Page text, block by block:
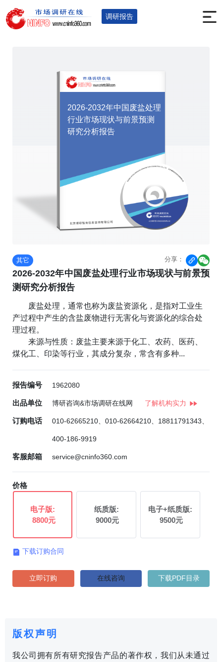
调研报告
您的位置：首页>调研报告 >石油化工
2026-2032年中国废盐处理
行业市场现状与前景预测
研究分析报告
其它 分享：  
2026-2032年中国废盐处理行业市场现状与前景预
测研究分析报告
废盐处理，通常也称为废盐资源化，是指对工业生
产过程中产生的含盐废物进行无害化与资源化的综合处
理过程。
来源与性质：废盐主要来源于化工、农药、医药、
煤化工、印染等行业，其成分复杂，常含有多种...
报告编号 1962080
出品单位 博研咨询&市场调研在线网 了解机构实力
订购电话 010-62665210、010-62664210、18811791343、
400-186-9919
客服邮箱 service@cninfo360.com
价格
电子版:
8800元
纸质版:
9000元
电子+纸质版:
9500元
 下载订购合同
立即订购 在线咨询 下载PDF目录
版权声明
我公司拥有所有研究报告产品的著作权，我们从未通过